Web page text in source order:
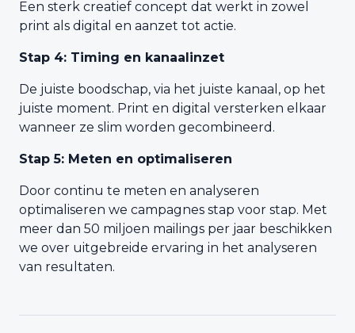
Een sterk creatief concept dat werkt in zowel
print als digital en aanzet tot actie.
Stap 4: Timing en kanaalinzet
De juiste boodschap, via het juiste kanaal, op het
juiste moment. Print en digital versterken elkaar
wanneer ze slim worden gecombineerd.
Stap 5: Meten en optimaliseren
Door continu te meten en analyseren
optimaliseren we campagnes stap voor stap. Met
meer dan 50 miljoen mailings per jaar beschikken
we over uitgebreide ervaring in het analyseren
van resultaten.